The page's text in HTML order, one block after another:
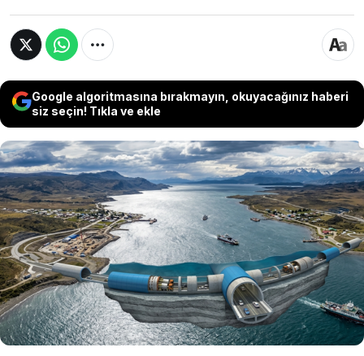
Google algoritmasına bırakmayın, okuyacağınız haberi
siz seçin! Tıkla ve ekle
Şili’nin kalkınma planına dahil edilen ve maliyet
tahmini 500 milyon dolara düşen Macellan
Boğazı'ndaki 3,7 kilometrelik su altı tünel
projesinin, feribot bağımlılığını sonlandırmayı
hedeflediği bildirildi. Henüz anlaşma
aşamasına geçilmedi.